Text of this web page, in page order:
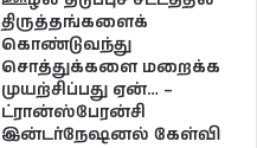
திருத்தங்களைக்
கொண்டுவந்து
சொத்துக்களை மறைக்க
முயற்சிப்பது ஏன்… –
ட்ரான்ஸ்பேரன்சி
இன்டர்நேஷனல் கேள்வி